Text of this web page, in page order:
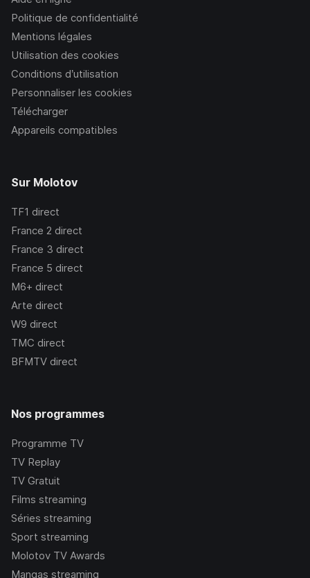
Politique de confidentialité
Mentions légales
Utilisation des cookies
Conditions d’utilisation
Personnaliser les cookies
Télécharger
Appareils compatibles
Sur Molotov
TF1 direct
France 2 direct
France 3 direct
France 5 direct
M6+ direct
Arte direct
W9 direct
TMC direct
BFMTV direct
Nos programmes
Programme TV
TV Replay
TV Gratuit
Films streaming
Séries streaming
Sport streaming
Molotov TV Awards
Mangas streaming